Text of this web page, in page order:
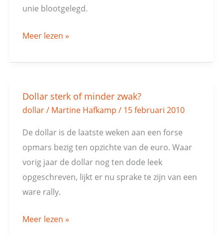
unie blootgelegd.
Meer lezen »
Dollar sterk of minder zwak?
dollar/ Martine Hafkamp / 15 februari 2010
De dollar is de laatste weken aan een forse
opmars bezig ten opzichte van de euro. Waar
vorig jaar de dollar nog ten dode leek
opgeschreven, lijkt er nu sprake te zijn van een
ware rally.
Dollar
sterk
of
zwak?
Meer lezen »